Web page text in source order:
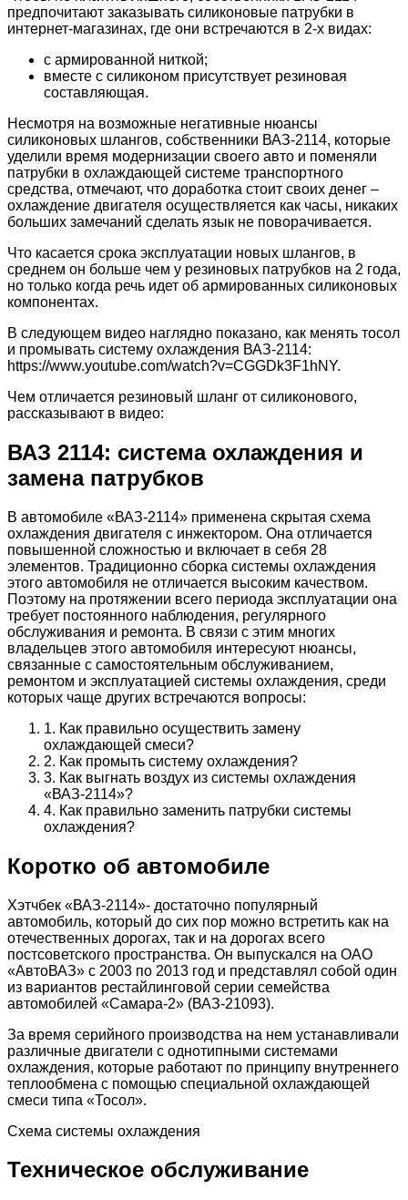
предпочитают заказывать силиконовые патрубки в
интернет-магазинах, где они встречаются в 2-х видах:
с армированной ниткой;
вместе с силиконом присутствует резиновая
составляющая.
Несмотря на возможные негативные нюансы
силиконовых шлангов, собственники ВАЗ-2114, которые
уделили время модернизации своего авто и поменяли
патрубки в охлаждающей системе транспортного
средства, отмечают, что доработка стоит своих денег –
охлаждение двигателя осуществляется как часы, никаких
больших замечаний сделать язык не поворачивается.
Что касается срока эксплуатации новых шлангов, в
среднем он больше чем у резиновых патрубков на 2 года,
но только когда речь идет об армированных силиконовых
компонентах.
В следующем видео наглядно показано, как менять тосол
и промывать систему охлаждения ВАЗ-2114:
https://www.youtube.com/watch?v=CGGDk3F1hNY.
Чем отличается резиновый шланг от силиконового,
рассказывают в видео:
ВАЗ 2114: система охлаждения и
замена патрубков
В автомобиле «ВАЗ-2114» применена скрытая схема
охлаждения двигателя с инжектором. Она отличается
повышенной сложностью и включает в себя 28
элементов. Традиционно сборка системы охлаждения
этого автомобиля не отличается высоким качеством.
Поэтому на протяжении всего периода эксплуатации она
требует постоянного наблюдения, регулярного
обслуживания и ремонта. В связи с этим многих
владельцев этого автомобиля интересуют нюансы,
связанные с самостоятельным обслуживанием,
ремонтом и эксплуатацией системы охлаждения, среди
которых чаще других встречаются вопросы:
1. Как правильно осуществить замену
охлаждающей смеси?
2. Как промыть систему охлаждения?
3. Как выгнать воздух из системы охлаждения
«ВАЗ-2114»?
4. Как правильно заменить патрубки системы
охлаждения?
Коротко об автомобиле
Хэтчбек «ВАЗ-2114»- достаточно популярный
автомобиль, который до сих пор можно встретить как на
отечественных дорогах, так и на дорогах всего
постсоветского пространства. Он выпускался на ОАО
«АвтоВАЗ» с 2003 по 2013 год и представлял собой один
из вариантов рестайлинговой серии семейства
автомобилей «Самара-2» (ВАЗ-21093).
За время серийного производства на нем устанавливали
различные двигатели с однотипными системами
охлаждения, которые работают по принципу внутреннего
теплообмена с помощью специальной охлаждающей
смеси типа «Тосол».
Схема системы охлаждения
Техническое обслуживание